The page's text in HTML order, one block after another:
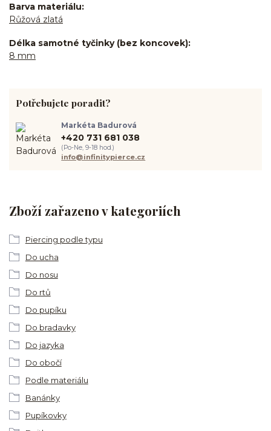
Barva materiálu
Růžová zlatá
Délka samotné tyčinky (bez koncovek)
8 mm
Zboží zařazeno v kategoriích
Piercing podle typu
Do ucha
Do nosu
Do rtů
Do pupíku
Do bradavky
Do jazyka
Do obočí
Podle materiálu
Banánky
Pupíkovky
Potřebujete poradit?
Markéta Badurová
+420 731 681 038
(Po-Ne, 9-18 hod.)
info@infinitypierce.cz